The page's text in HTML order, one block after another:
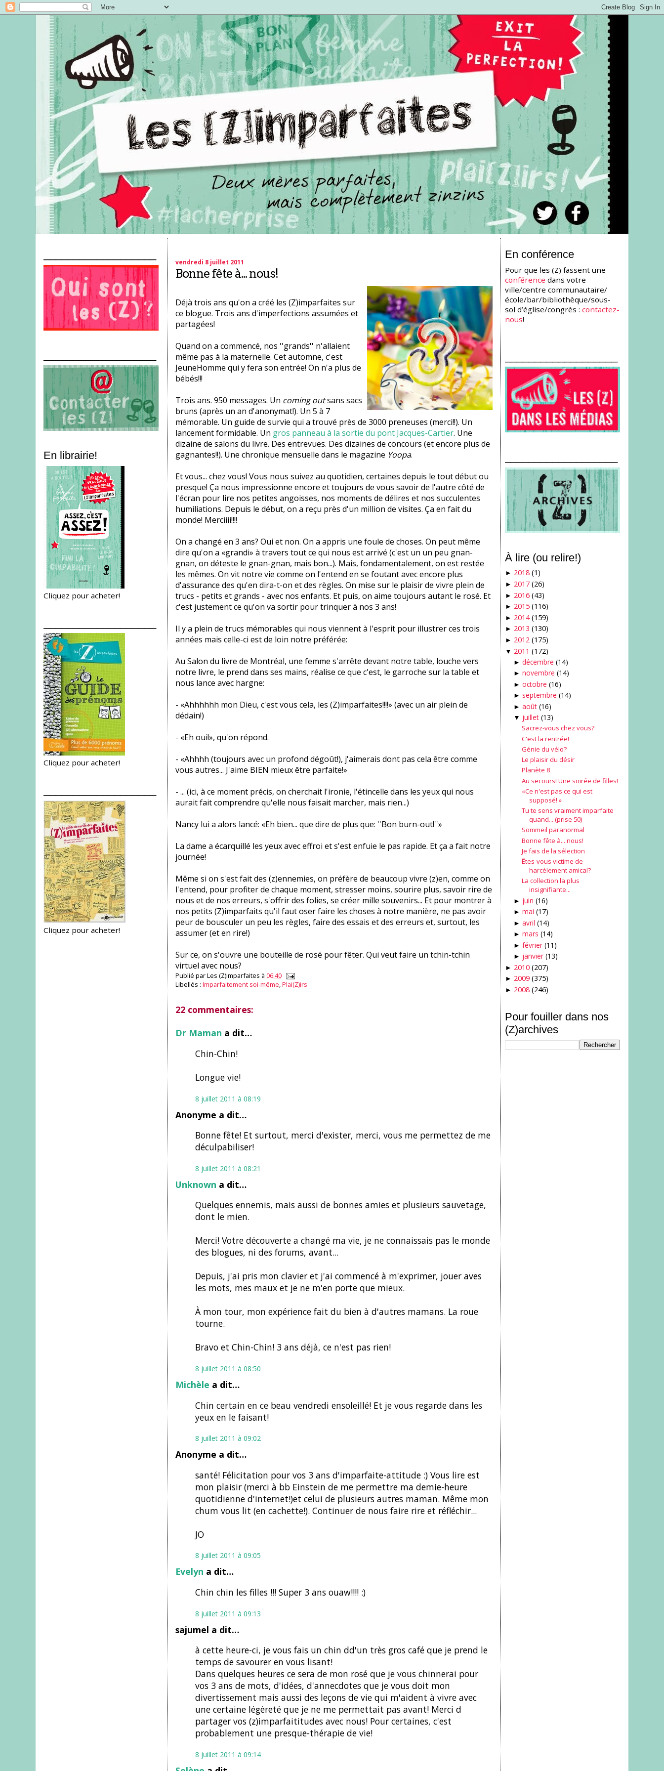
En librairie!
Cliquez pour acheter!
Cliquez pour acheter!
Cliquez pour acheter!
vendredi 8 juillet 2011
Bonne fête à... nous!
Déjà trois ans qu'on a créé les (Z)imparfaites sur
ce blogue. Trois ans d'imperfections assumées et
partagées!
Quand on a commencé, nos ''grands'' n'allaient
même pas à la maternelle. Cet automne, c'est
JeuneHomme qui y fera son entrée! On n'a plus de
bébés!!!
Trois ans. 950 messages. Un coming outsans sacs
bruns (après un an d'anonymat!). Un 5 à 7
mémorable. Un guide de survie qui a trouvé près de 3000 preneuses (merci!!). Un
lancement formidable. Un gros panneau à la sortie du pont Jacques-Cartier. Une
dizaine de salons du livre. Des entrevues. Des dizaines de concours (et encore plus de
gagnantes!!). Une chronique mensuelle dans le magazine Yoopa.
Et vous... chez vous! Vous nous suivez au quotidien, certaines depuis le tout début ou
presque! Ça nous impressionne encore et toujours de vous savoir de l'autre côté de
l'écran pour lire nos petites angoisses, nos moments de délires et nos succulentes
humiliations. Depuis le début, on a reçu près d'un million de visites. Ça en fait du
monde! Merciiii!!!!
On a changé en 3 ans? Oui et non. On a appris une foule de choses. On peut même
dire qu'on a «grandi» à travers tout ce qui nous est arrivé (c'est un un peu gnan-
gnan, on déteste le gnan-gnan, mais bon...). Mais, fondamentalement, on est restée
les mêmes. On vit notre vie comme on l'entend en se foutant avec encore plus
d'assurance des qu'en dira-t-on et des règles. On mise sur le plaisir de vivre plein de
trucs - petits et grands - avec nos enfants. Et puis, on aime toujours autant le rosé. Et
c'est justement ce qu'on va sortir pour trinquer à nos 3 ans!
Il y a plein de trucs mémorables qui nous viennent à l'esprit pour illustrer ces trois
années mais celle-ci est de loin notre préférée:
Au Salon du livre de Montréal, une femme s'arrête devant notre table, louche vers
notre livre, le prend dans ses mains, réalise ce que c'est, le garroche sur la table et
nous lance avec hargne:
- «Ahhhhhh mon Dieu, c'est vous cela, les (Z)imparfaites!!!!» (avec un air plein de
dédain!)
- «Eh oui!», qu'on répond.
- «Ahhhh (toujours avec un profond dégoût!), j'aimerais dont pas cela être comme
vous autres... J'aime BIEN mieux être parfaite!»
- ... (ici, à ce moment précis, on cherchait l'ironie, l'étincelle dans les yeux qui nous
aurait fait comprendre qu'elle nous faisait marcher, mais rien...)
Nancy lui a alors lancé: «Eh bien... que dire de plus que: ''Bon burn-out!''»
La dame a écarquillé les yeux avec effroi et s'est enfuie le pas rapide. Et ça a fait notre
journée!
Même si on s'est fait des (z)ennemies, on préfère de beaucoup vivre (z)en, comme on
l'entend, pour profiter de chaque moment, stresser moins, sourire plus, savoir rire de
nous et de nos erreurs, s'offrir des folies, se créer mille souvenirs... Et pour montrer à
nos petits (Z)imparfaits qu'il faut oser faire les choses à notre manière, ne pas avoir
peur de bousculer un peu les règles, faire des essais et des erreurs et, surtout, les
assumer (et en rire!)
Sur ce, on s'ouvre une bouteille de rosé pour fêter. Qui veut faire un tchin-tchin
virtuel avec nous?
Publié parLes (Z)imparfaites à 06:40
Libellés : Imparfaitement soi-même,Plai(Z)irs
22 commentaires:
Dr Maman a dit…
Chin-Chin!
Longue vie!
8 juillet 2011 à 08:19
Anonyme a dit…
Bonne fête! Et surtout, merci d'exister, merci, vous me permettez de me
déculpabiliser!
8 juillet 2011 à 08:21
Unknown a dit…
Quelques ennemis, mais aussi de bonnes amies et plusieurs sauvetage,
dont le mien.
Merci! Votre découverte a changé ma vie, je ne connaissais pas le monde
des blogues, ni des forums, avant...
Depuis, j'ai pris mon clavier et j'ai commencé à m'exprimer, jouer aves
les mots, mes maux et je ne m'en porte que mieux.
À mon tour, mon expérience fait du bien à d'autres mamans. La roue
tourne.
Bravo et Chin-Chin! 3 ans déjà, ce n'est pas rien!
8 juillet 2011 à 08:50
Michèle a dit…
Chin certain en ce beau vendredi ensoleillé! Et je vous regarde dans les
yeux en le faisant!
8 juillet 2011 à 09:02
Anonyme a dit…
santé! Félicitation pour vos 3 ans d'imparfaite-attitude :) Vous lire est
mon plaisir (merci à bb Einstein de me permettre ma demie-heure
quotidienne d'internet!)et celui de plusieurs autres maman. Même mon
chum vous lit (en cachette!). Continuer de nous faire rire et réfléchir...
JO
8 juillet 2011 à 09:05
Evelyn a dit…
Chin chin les filles !!! Super 3 ans ouaw!!!! :)
8 juillet 2011 à 09:13
sajumel a dit…
à cette heure-ci, je vous fais un chin dd'un très gros café que je prend le
temps de savourer en vous lisant!
Dans quelques heures ce sera de mon rosé que je vous chinnerai pour
vos 3 ans de mots, d'idées, d'annecdotes que je vous doit mon
divertissement mais aussi des leçons de vie qui m'aident à vivre avec
une certaine légèreté que je ne me permettait pas avant! Merci d
partager vos (z)imparfaititudes avec nous! Pour certaines, c'est
probablement une presque-thérapie de vie!
8 juillet 2011 à 09:14
En conférence
Pour que les (Z) fassent une
conférence dans votre
ville/centre communautaire/
école/bar/bibliothèque/sous-
sol d’église/congrès :contactez-
nous!
À lire (ou relire!)
► 2018 (1)
► 2017 (26)
► 2016 (43)
► 2015 (116)
► 2014 (159)
► 2013 (130)
► 2012 (175)
▼ 2011 (172)
► décembre (14)
► novembre (14)
► octobre (16)
► septembre (14)
► août (16)
▼ juillet (13)
Sacrez-vous chez vous?
C'est la rentrée!
Génie du vélo?
Le plaisir du désir
Planète 8
Au secours! Une soirée de filles!
«Ce n'est pas ce qui est
supposé! »
Tu te sens vraiment imparfaite
quand... (prise 50)
Sommeil paranormal
Bonne fête à... nous!
Je fais de la sélection
Êtes-vous victime de
harcèlement amical?
La collection la plus
insignifiante...
► juin (16)
► mai (17)
► avril (14)
► mars (14)
► février (11)
► janvier (13)
► 2010 (207)
► 2009 (375)
► 2008 (246)
Pour fouiller dans nos
(Z)archives